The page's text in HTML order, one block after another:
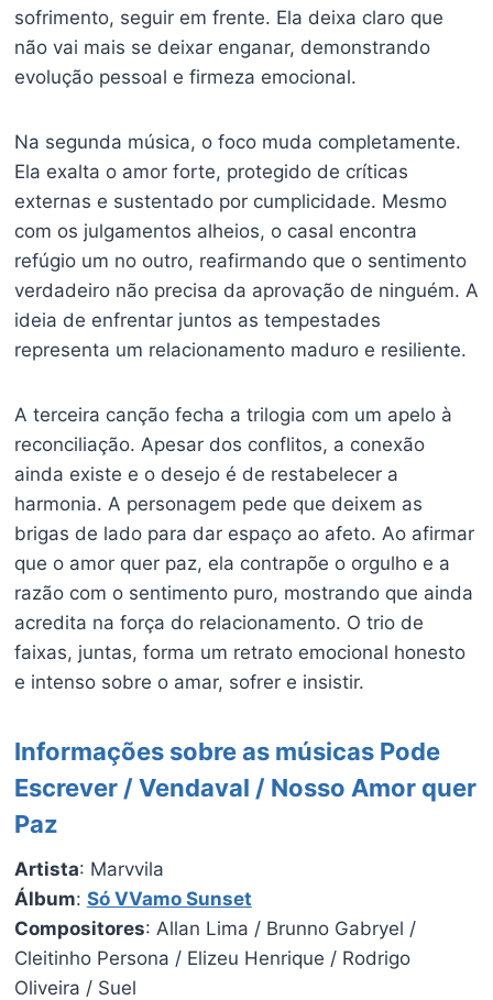
sofrimento, seguir em frente. Ela deixa claro que
não vai mais se deixar enganar, demonstrando
evolução pessoal e firmeza emocional.
Na segunda música, o foco muda completamente.
Ela exalta o amor forte, protegido de críticas
externas e sustentado por cumplicidade. Mesmo
com os julgamentos alheios, o casal encontra
refúgio um no outro, reafirmando que o sentimento
verdadeiro não precisa da aprovação de ninguém. A
ideia de enfrentar juntos as tempestades
representa um relacionamento maduro e resiliente.
A terceira canção fecha a trilogia com um apelo à
reconciliação. Apesar dos conflitos, a conexão
ainda existe e o desejo é de restabelecer a
harmonia. A personagem pede que deixem as
brigas de lado para dar espaço ao afeto. Ao afirmar
que o amor quer paz, ela contrapõe o orgulho e a
razão com o sentimento puro, mostrando que ainda
acredita na força do relacionamento. O trio de
faixas, juntas, forma um retrato emocional honesto
e intenso sobre o amar, sofrer e insistir.
Informações sobre as músicas Pode
Escrever / Vendaval / Nosso Amor quer
Paz
Artista: Marvvila
Álbum: Só VVamo Sunset
Compositores: Allan Lima / Brunno Gabryel /
Cleitinho Persona / Elizeu Henrique / Rodrigo
Oliveira / Suel